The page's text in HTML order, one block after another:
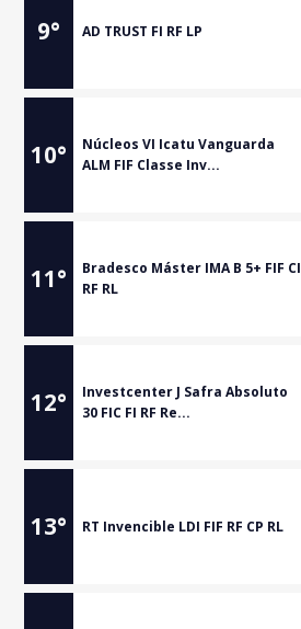
9° AD TRUST FI RF LP
10°
Núcleos VI Icatu Vanguarda
ALM FIF Classe Inv...
11°
Bradesco Máster IMA B 5+ FIF CI
RF RL
12°
Investcenter J Safra Absoluto
30 FIC FI RF Re...
13° RT Invencible LDI FIF RF CP RL